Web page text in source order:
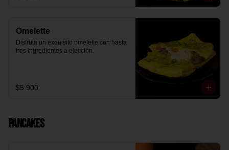
Omelette
Disfruta un exquisito omelette con hasta
tres ingredientes a elección.
$5.900
Pancakes